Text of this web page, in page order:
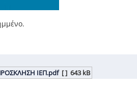
ΙΕΠ.pdf [ ] 643 kB